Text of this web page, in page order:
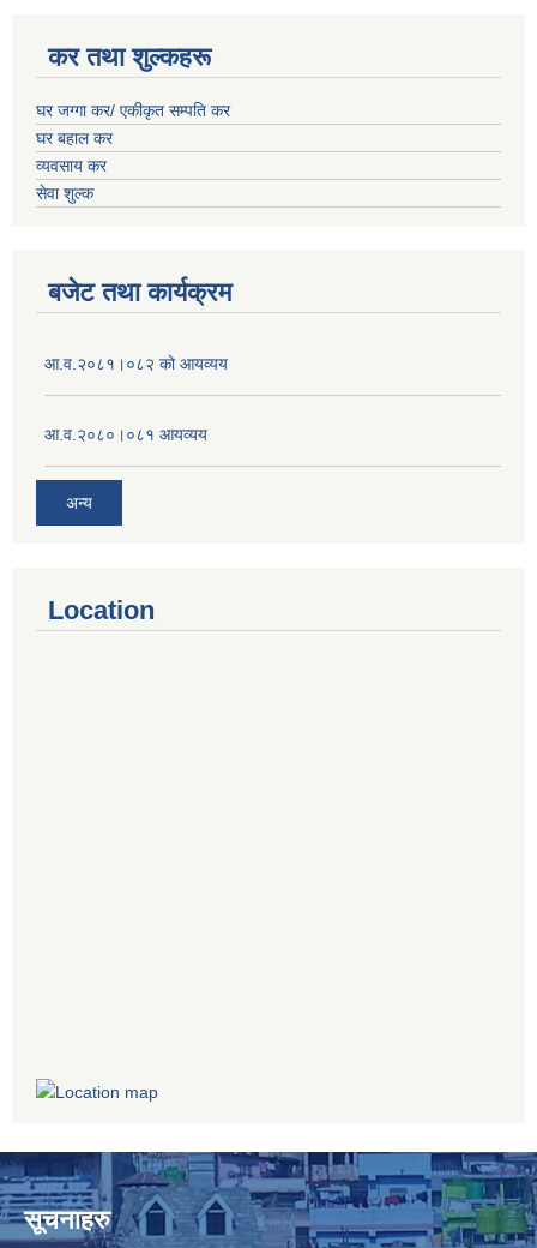
कर तथा शुल्कहरू
घर जग्गा कर/ एकीकृत सम्पति कर
घर बहाल कर
व्यवसाय कर
सेवा शुल्क
बजेट तथा कार्यक्रम
आ.व.२०८१।०८२ को आयव्यय
आ.व.२०८०।०८१ आयव्यय
अन्य
Location
सूचनाहरु